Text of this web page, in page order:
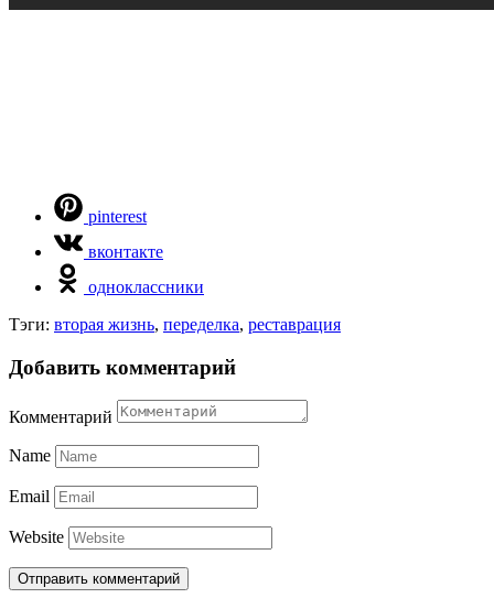
pinterest
вконтакте
одноклассники
Тэги: вторая жизнь, переделка, реставрация
Добавить комментарий
Комментарий
Name
Email
Website